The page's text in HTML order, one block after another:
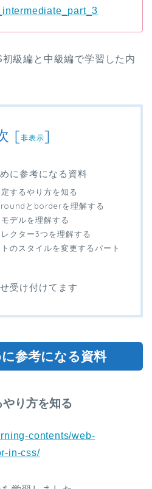
級編と中級編で学習した内
[非表示]
に参考になる資料
するやり方を知る
とborderを理解する
デルを理解する
クター3つを理解する
のスタイルを変更するパート
受け付けてます
参考になる資料
り方を知る
contents/web-
in-css/